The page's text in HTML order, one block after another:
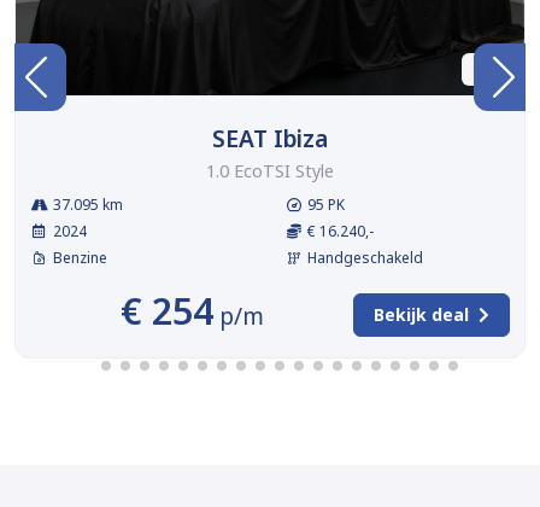
BTW
SEAT Ibiza
1.0 EcoTSI Style
37.095 km
2024
Benzine
95 PK
€ 16.240,-
Handgeschakeld
€ 254p/m Bekijk deal